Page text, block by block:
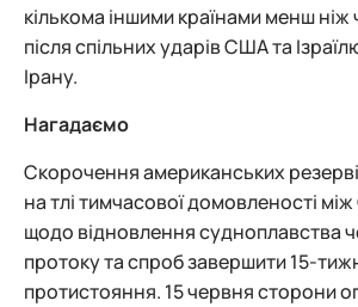
кількома іншими країнами менш ніж
після спільних ударів США та
Ірану.
Нагадаємо
Скорочення американських
на тлі тимчасової домовленості
щодо відновлення судноплавства
протоку та спроб завершити 15-
протистояння. 15 червня сторони